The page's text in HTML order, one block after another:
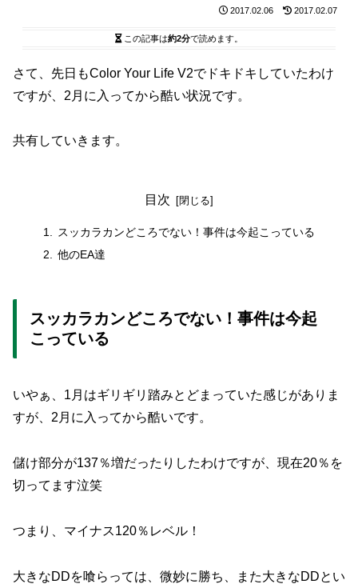
2017.02.06 2017.02.07
この記事は約2分で読めます。
さて、先日もColor Your Life V2でドキドキしていたわけ
ですが、2月に入ってから酷い状況です。
共有していきます。
目次
スッカラカンどころでない！事件は今起こっている
他のEA達
スッカラカンどころでない！事件は今起
こっている
いやぁ、1月はギリギリ踏みとどまっていた感じがありま
すが、2月に入ってから酷いです。
儲け部分が137％増だったりしたわけですが、現在20％を
切ってます泣笑
つまり、マイナス120％レベル！
大きなDDを喰らっては、微妙に勝ち、また大きなDDとい